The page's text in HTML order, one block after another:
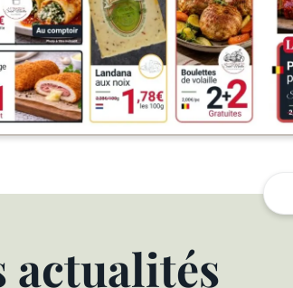
actualités